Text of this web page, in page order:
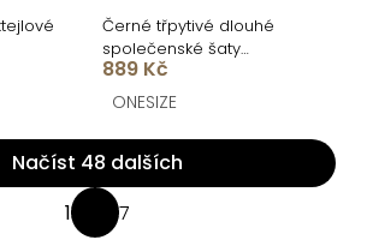
Černé třpytivé dlouhé
společenské šaty
CELINEA na ramínka
889 Kč
ONESIZE
O
v
Načíst 48 dalších
1 7